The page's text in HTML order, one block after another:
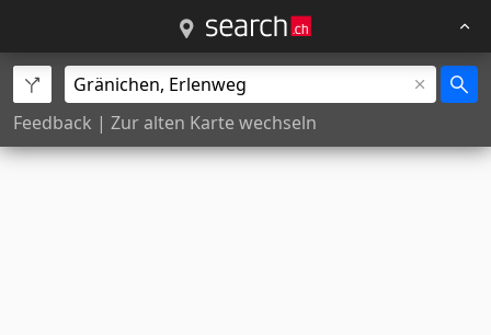
Feedback | Zur alten Karte wechseln